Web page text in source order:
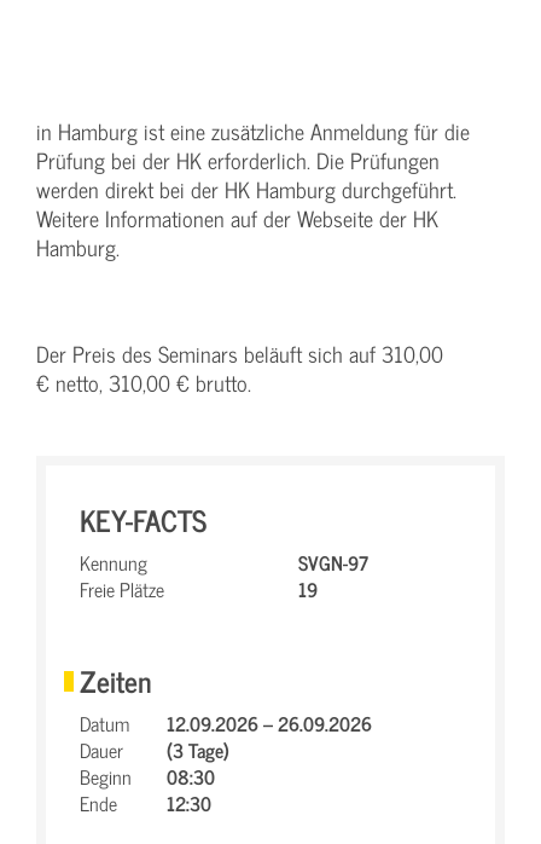
in Hamburg ist eine zusätzliche Anmeldung für die
Prüfung bei der HK erforderlich. Die Prüfungen
werden direkt bei der HK Hamburg durchgeführt.
Weitere Informationen auf der Webseite der HK
Hamburg.
Der Preis des Seminars beläuft sich auf 310,00
€ netto, 310,00 € brutto.
KEY-FACTS
Kennung
SVGN-97
Freie Plätze
19
Zeiten
Datum
12.09.2026 – 26.09.2026
Dauer
(3 Tage)
Beginn
08:30
Ende
12:30